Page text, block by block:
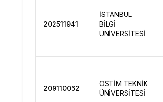
202511941
İSTANBUL
BİLGİ
ÜNİVERSİTESİ
209110062
OSTİM TEKNİK
ÜNİVERSİTESİ